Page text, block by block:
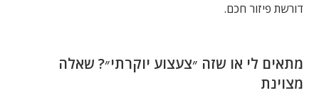
דורשת פיזור חכם.
מתאים לי או שזה ״צעצוע יוקרתי״? שאלה
מצוינת